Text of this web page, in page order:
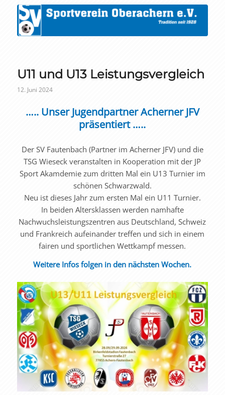
U11 und U13 Leistungsvergleich
12. Juni 2024
….. Unser Jugendpartner Acherner JFV
präsentiert …..
Der SV Fautenbach (Partner im Acherner JFV) und die
TSG Wieseck veranstalten in Kooperation mit der JP
Sport Akamdemie zum dritten Mal ein U13 Turnier im
schönen Schwarzwald.
Neu ist dieses Jahr zum ersten Mal ein U11 Turnier.
In beiden Altersklassen werden namhafte
Nachwuchsleistungszentren aus Deutschland, Schweiz
und Frankreich aufeinander treffen und sich in einem
fairen und sportlichen Wettkampf messen.
Weitere Infos folgen in den nächsten Wochen.